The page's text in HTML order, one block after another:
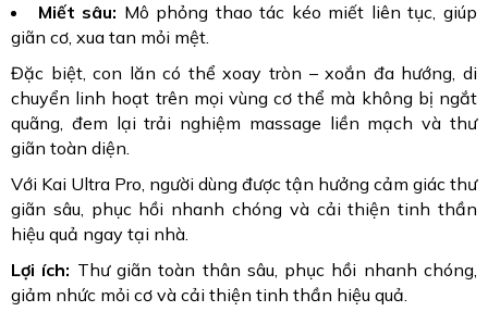
Miết sâu: Mô phỏng thao tác kéo miết liên tục, giúp
giãn cơ, xua tan mỏi mệt.
Đặc biệt, con lăn có thể xoay tròn – xoắn đa hướng, di
chuyển linh hoạt trên mọi vùng cơ thể mà không bị ngắt
quãng, đem lại trải nghiệm massage liền mạch và thư
giãn toàn diện.
Với Kai Ultra Pro, người dùng được tận hưởng cảm giác thư
giãn sâu, phục hồi nhanh chóng và cải thiện tinh thần
hiệu quả ngay tại nhà.
Lợi ích: Thư giãn toàn thân sâu, phục hồi nhanh chóng,
giảm nhức mỏi cơ và cải thiện tinh thần hiệu quả.